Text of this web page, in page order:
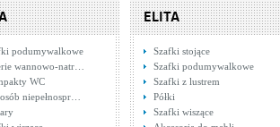
podumywalkowe
wannowo-natr…
WC
niepełnospr…
ELITA
Szafki stojące
Szafki podumywalkowe
Szafki z lustrem
Półki
Szafki wiszące